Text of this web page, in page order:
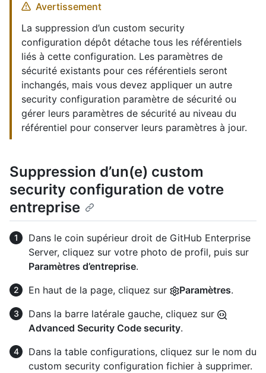
Avertissement
La suppression d’un custom security
configuration dépôt détache tous les référentiels
liés à cette configuration. Les paramètres de
sécurité existants pour ces référentiels seront
inchangés, mais vous devez appliquer un autre
security configuration paramètre de sécurité ou
gérer leurs paramètres de sécurité au niveau du
référentiel pour conserver leurs paramètres à jour.
Suppression d’un(e) custom
security configuration de votre
entreprise
Dans le coin supérieur droit de GitHub Enterprise
Server, cliquez sur votre photo de profil, puis sur
Paramètres d’entreprise.
En haut de la page, cliquez sur
Paramètres.
Dans la barre latérale gauche, cliquez sur
Advanced Security Code security.
Dans la table configurations, cliquez sur le nom du
custom security configuration fichier à supprimer.